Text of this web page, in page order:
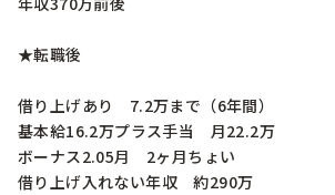
★転職後
借り上げあり　7.2万まで（6年間）
基本給16.2万プラス手当　月22.2万
ボーナス2.05月　2ヶ月ちょい
借り上げ入れない年収　約290万